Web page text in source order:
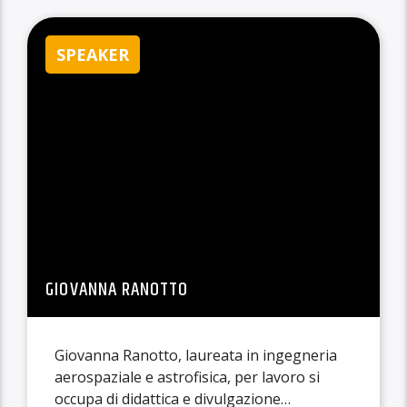
SPEAKER
GIOVANNA RANOTTO
Giovanna Ranotto, laureata in ingegneria
aerospaziale e astrofisica, per lavoro si
occupa di didattica e divulgazione